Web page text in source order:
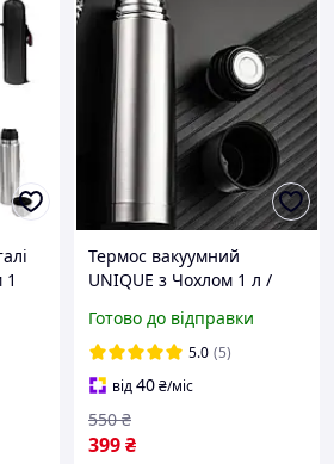
1
Термос вакуумний
UNIQUE з Чохлом 1 л /
напоїв / Вакуумна пляшка
для пиття 1000 мл
Готово до відправки
5.0 (5)
від40₴/міс
399₴
550 ₴